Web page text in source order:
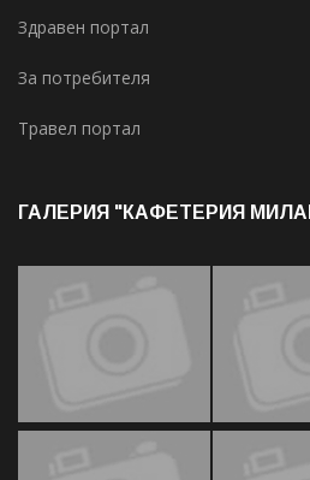
Здравен портал
За потребителя
Травел портал
ГАЛЕРИЯ "КАФЕТЕРИЯ